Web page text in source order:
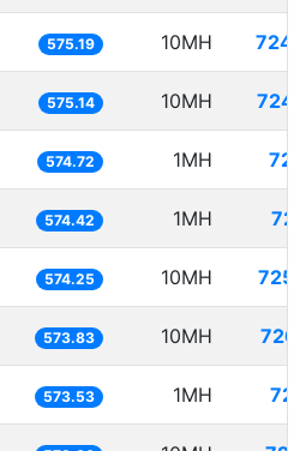
575.19 10MH
575.14 10MH
574.72 1MH
574.42 1MH
574.25 10MH
573.83 10MH
573.53 1MH